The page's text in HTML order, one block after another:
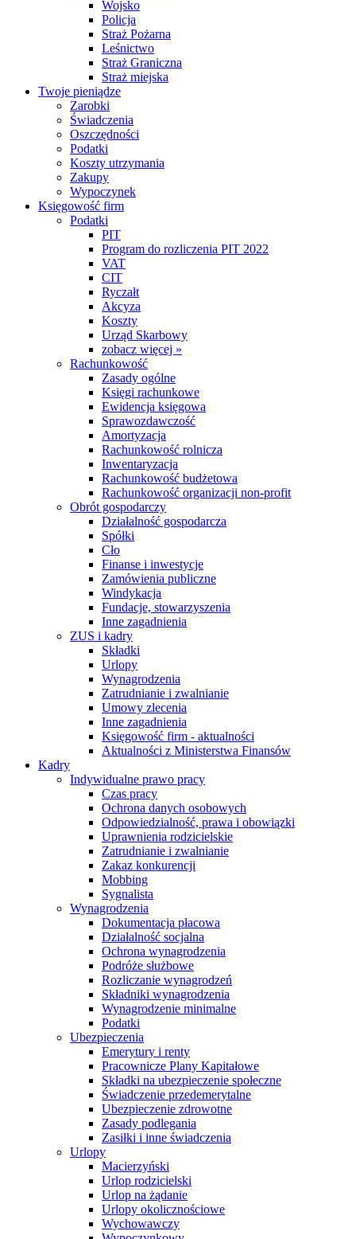
Wojsko
Policja
Straż Pożarna
Leśnictwo
Straż Graniczna
Straż miejska
Twoje pieniądze
Zarobki
Świadczenia
Oszczędności
Podatki
Koszty utrzymania
Zakupy
Wypoczynek
Księgowość firm
Podatki
PIT
Program do rozliczenia PIT 2022
VAT
CIT
Ryczałt
Akcyza
Koszty
Urząd Skarbowy
zobacz więcej »
Rachunkowość
Zasady ogólne
Księgi rachunkowe
Ewidencja księgowa
Sprawozdawczość
Amortyzacja
Rachunkowość rolnicza
Inwentaryzacja
Rachunkowość budżetowa
Rachunkowość organizacji non-profit
Obrót gospodarczy
Działalność gospodarcza
Spółki
Cło
Finanse i inwestycje
Zamówienia publiczne
Windykacja
Fundacje, stowarzyszenia
Inne zagadnienia
ZUS i kadry
Składki
Urlopy
Wynagrodzenia
Zatrudnianie i zwalnianie
Umowy zlecenia
Inne zagadnienia
Księgowość firm - aktualności
Aktualności z Ministerstwa Finansów
Kadry
Indywidualne prawo pracy
Czas pracy
Ochrona danych osobowych
Odpowiedzialność, prawa i obowiązki
Uprawnienia rodzicielskie
Zatrudnianie i zwalnianie
Zakaz konkurencji
Mobbing
Sygnalista
Wynagrodzenia
Dokumentacja płacowa
Działalność socjalna
Ochrona wynagrodzenia
Podróże służbowe
Rozliczanie wynagrodzeń
Składniki wynagrodzenia
Wynagrodzenie minimalne
Podatki
Ubezpieczenia
Emerytury i renty
Pracownicze Plany Kapitałowe
Składki na ubezpieczenie społeczne
Świadczenie przedemerytalne
Ubezpieczenie zdrowotne
Zasady podlegania
Zasiłki i inne świadczenia
Urlopy
Macierzyński
Urlop rodzicielski
Urlop na żądanie
Urlopy okolicznościowe
Wychowawczy